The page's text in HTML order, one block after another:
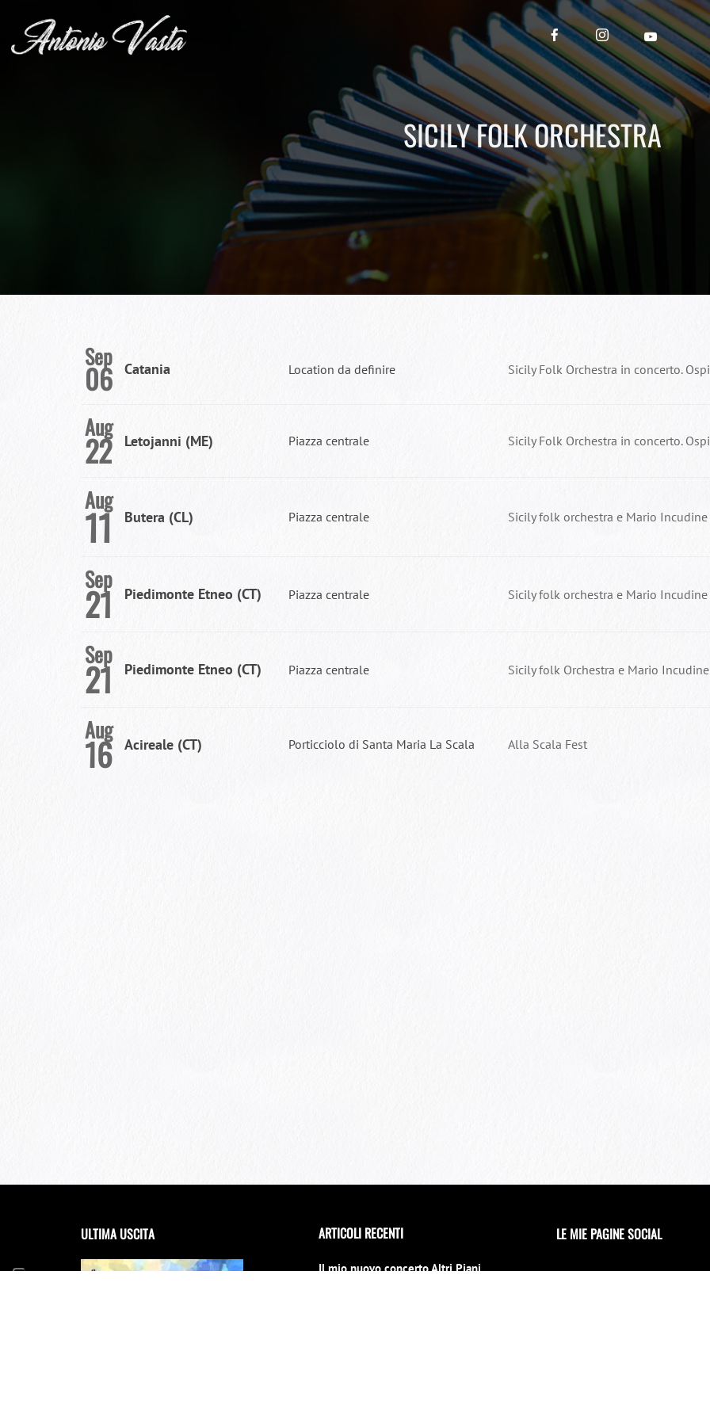
SICILY FOLK ORCHESTRA
Sep
06 Catania Location da definire Sicily Folk Orchestra in concerto.
Aug
22 Letojanni (ME) Piazza centrale Sicily Folk Orchestra in concerto.
Aug
11 Butera (CL) Piazza centrale Sicily folk orchestra e Mario Incudine
Sep
21 Piedimonte Etneo (CT) Piazza centrale Sicily folk orchestra e Mario Incudine
Sep
21 Piedimonte Etneo (CT) Piazza centrale Sicily folk Orchestra e Mario
Aug
16 Acireale (CT) Porticciolo di Santa Maria La Scala Alla Scala Fest
ULTIMA USCITA ARTICOLI RECENTI
Il mio nuovo concerto Altri Piani
LE MIE PAGINE SOCIAL